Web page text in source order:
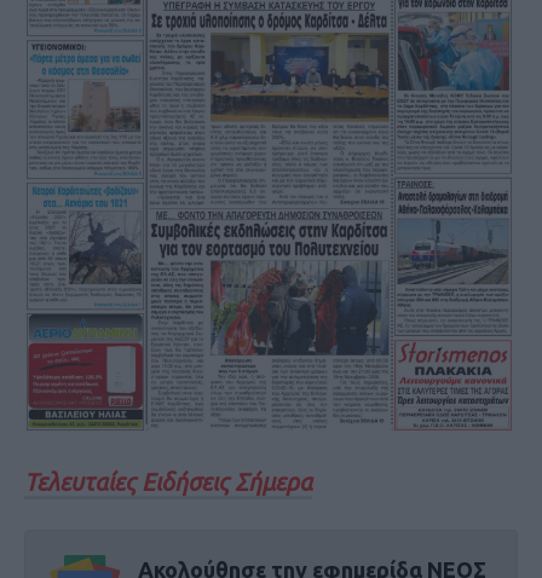
Τελευταίες Ειδήσεις Σήμερα
Ακολούθησε την εφημερίδα ΝΕΟΣ